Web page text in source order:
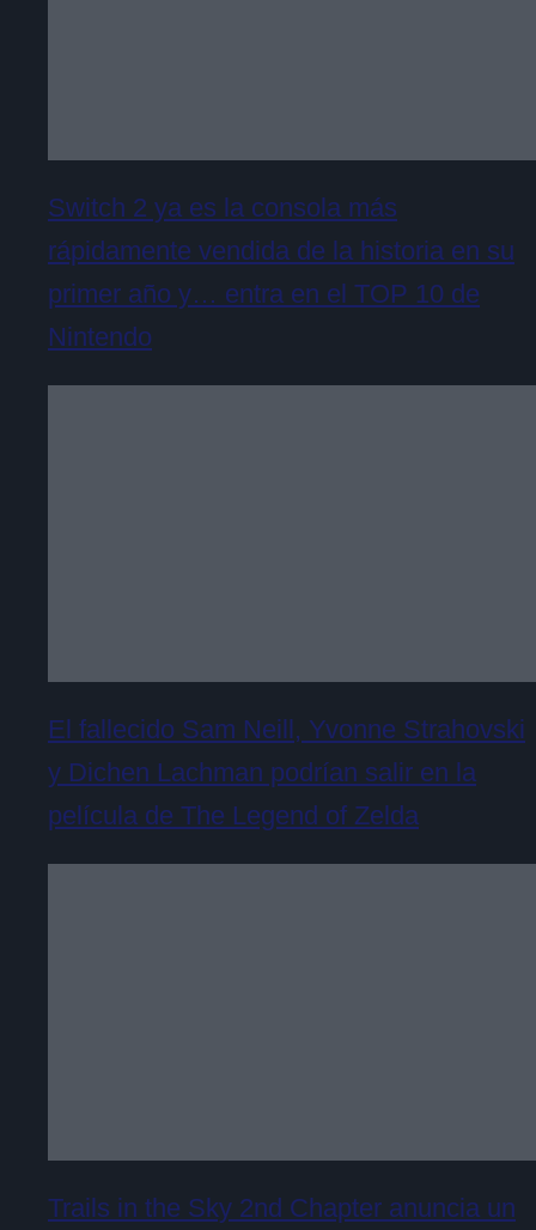
Switch 2 ya es la consola más
rápidamente vendida de la historia en su
primer año y… entra en el TOP 10 de
Nintendo
El fallecido Sam Neill, Yvonne Strahovski
y Dichen Lachman podrían salir en la
película de The Legend of Zelda
Trails in the Sky 2nd Chapter anuncia un